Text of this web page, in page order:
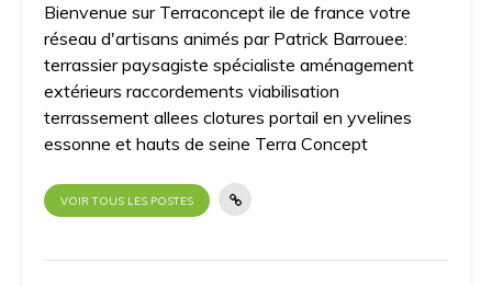
Bienvenue sur Terraconcept ile de france votre
réseau d'artisans animés par Patrick Barrouee:
terrassier paysagiste spécialiste aménagement
extérieurs raccordements viabilisation
terrassement allees clotures portail en yvelines
essonne et hauts de seine Terra Concept
VOIR TOUS LES POSTES